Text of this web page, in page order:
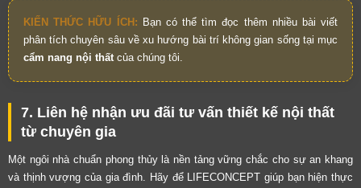
KIẾN THỨC HỮU ÍCH: Bạn có thể tìm đọc thêm nhiều bài viết
phân tích chuyên sâu về xu hướng bài trí không gian sống tại mục
cẩm nang nội thấtcủa chúng tôi.
7. Liên hệ nhận ưu đãi tư vấn thiết kế nội thất
từ chuyên gia
Một ngôi nhà chuẩn phong thủy là nền tảng vững chắc cho sự an khang
và thịnh vượng của gia đình. Hãy để LIFECONCEPT giúp bạn hiện thực